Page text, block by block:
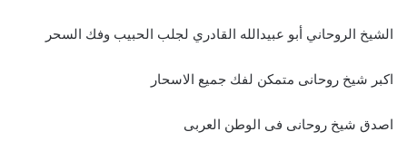
الشيخ الروحاني أبو عبيدالله القادري لجلب الحبيب وفك السحر
اكبر شيخ روحانى متمكن لفك جميع الاسحار
اصدق شيخ روحانى فى الوطن العربى